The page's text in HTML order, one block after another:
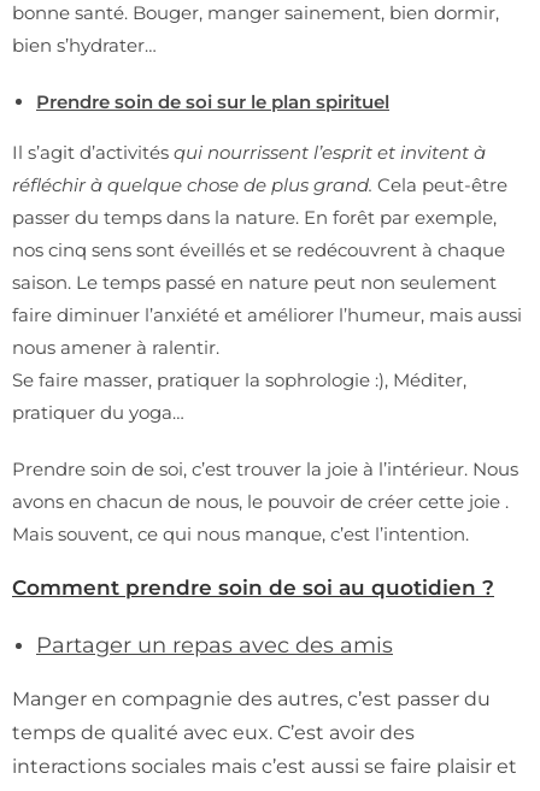
bonne santé. Bouger, manger sainement, bien dormir,
bien s’hydrater…
Prendre soin de soi sur le plan spirituel
Il s’agit d’activités qui nourrissent l’esprit et invitent à
réfléchir à quelque chose de plus grand. Cela peut-être
passer du temps dans la nature. En forêt par exemple,
nos cinq sens sont éveillés et se redécouvrent à chaque
saison. Le temps passé en nature peut non seulement
faire diminuer l’anxiété et améliorer l’humeur, mais aussi
nous amener à ralentir.
Se faire masser, pratiquer la sophrologie :), Méditer,
pratiquer du yoga…
Prendre soin de soi, c’est trouver la joie à l’intérieur. Nous
avons en chacun de nous, le pouvoir de créer cette joie .
Mais souvent, ce qui nous manque, c’est l’intention.
Comment prendre soin de soi au quotidien ?
Partager un repas avec des amis
Manger en compagnie des autres, c’est passer du
temps de qualité avec eux. C’est avoir des
interactions sociales mais c’est aussi se faire plaisir et